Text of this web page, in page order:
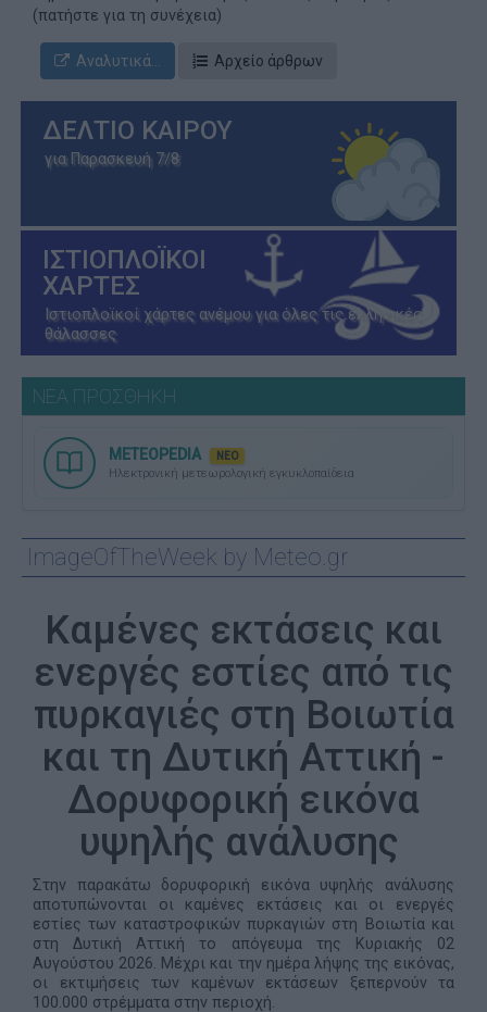
(πατήστε για τη συνέχεια)
Αναλυτικά... Αρχείο άρθρων
ΔΕΛΤΙΟ ΚΑΙΡΟΥ
για Παρασκευή 7/8
ΙΣΤΙΟΠΛΟΪΚΟΙ
ΧΑΡΤΕΣ
Ιστιοπλοϊκοί χάρτες ανέμου για όλες τις ελληνικές
θάλασσες
ΝΕΑ ΠΡΟΣΘΗΚΗ
METEOPEDIA ΝΕΟ
Ηλεκτρονική μετεωρολογική εγκυκλοπαίδεια
ImageOfTheWeek by Meteo.gr
Καμένες εκτάσεις και
ενεργές εστίες από τις
πυρκαγιές στη Βοιωτία
και τη Δυτική Αττική -
Δορυφορική εικόνα
υψηλής ανάλυσης
Στην παρακάτω δορυφορική εικόνα υψηλής ανάλυσης
αποτυπώνονται οι καμένες εκτάσεις και οι ενεργές
εστίες των καταστροφικών πυρκαγιών στη Βοιωτία και
στη Δυτική Αττική το απόγευμα της Κυριακής 02
Αυγούστου 2026. Μέχρι και την ημέρα λήψης της εικόνας,
οι εκτιμήσεις των καμένων εκτάσεων ξεπερνούν τα
100.000 στρέμματα στην περιοχή.